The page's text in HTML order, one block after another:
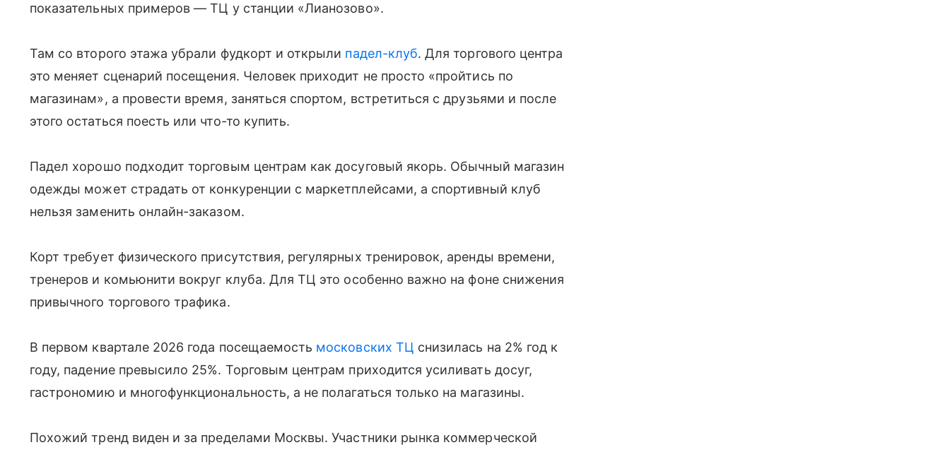
показательных примеров — ТЦ у станции «Лианозово».
Там со второго этажа убрали фудкорт и открыли падел-клуб. Для торгового центра
это меняет сценарий посещения. Человек приходит не просто «пройтись по
магазинам», а провести время, заняться спортом, встретиться с друзьями и после
этого остаться поесть или что-то купить.
Падел хорошо подходит торговым центрам как досуговый якорь. Обычный магазин
одежды может страдать от конкуренции с маркетплейсами, а спортивный клуб
нельзя заменить онлайн-заказом.
Корт требует физического присутствия, регулярных тренировок, аренды времени,
тренеров и комьюнити вокруг клуба. Для ТЦ это особенно важно на фоне снижения
привычного торгового трафика.
В первом квартале 2026 года посещаемость московских ТЦ снизилась на 2% год к
году, падение превысило 25%. Торговым центрам приходится усиливать досуг,
гастрономию и многофункциональность, а не полагаться только на магазины.
Похожий тренд виден и за пределами Москвы. Участники рынка коммерческой